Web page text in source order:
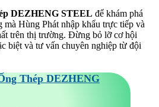
DEZHENG STEEL để khám phá
mà Hùng Phát nhập khẩu trực tiếp và
trên thị trường. Đừng bỏ lỡ cơ hội
biệt và tư vấn chuyên nghiệp từ đội
Thép DEZHENG